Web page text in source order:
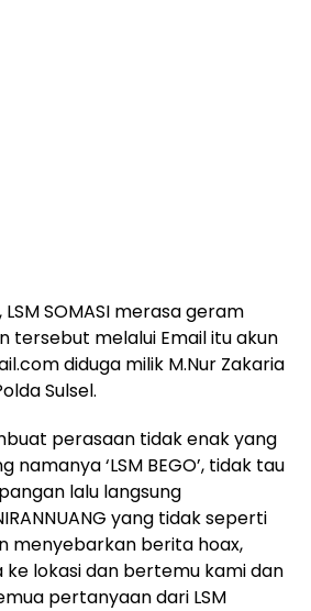
SOMASI merasa geram
tersebut melalui Email itu akun
diduga milik M.Nur Zakaria
Sulsel.
perasaan tidak enak yang
namanya ‘LSM BEGO’, tidak tau
lalu langsung
yang tidak seperti
menyebarkan berita hoax,
ke lokasi dan bertemu kami dan
pertanyaan dari LSM